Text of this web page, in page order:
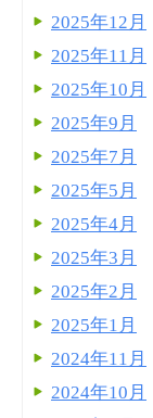
2025年12月
2025年11月
2025年10月
2025年9月
2025年7月
2025年5月
2025年4月
2025年3月
2025年2月
2025年1月
2024年11月
2024年10月